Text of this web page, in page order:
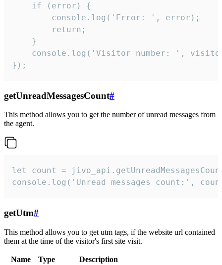
    if (error) {
        console.log('Error: ', error);
        return;
    }
console.log('Visitor number: ',
});
getUnreadMessagesCount#
This method allows you to get the number of unread messages from
the agent.
let count =
console.log('Unread messages count:',
getUtm#
This method allows you to get utm tags, if the website url contained
them at the time of the visitor's first site visit.
Name Type
Description